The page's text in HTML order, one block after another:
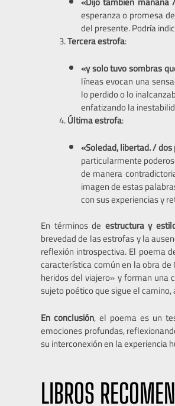
esperanza o promesa
del presente. Podría
Tercera estrofa:
«y solo tuvo sombras
líneas evocan una
lo perdido o lo
enfatizando la
Última estrofa:
«Soledad, libertad. /
particularmente
de manera
imagen de estas
con sus experiencias y
En términos de estructura y
brevedad de las estrofas y la
reflexión introspectiva. El poema
característica común en la obra de
heridos del viajero» y forman
sujeto poético que sigue el
En conclusión, el poema es un
emociones profundas,
su interconexión en la experiencia
LIBROS